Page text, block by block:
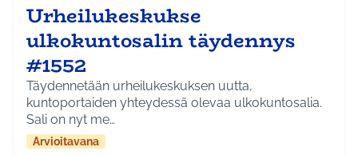
Urheilukeskukse
ulkokuntosalin täydennys
#1552
Täydennetään urheilukeskuksen uutta,
kuntoportaiden yhteydessä olevaa ulkokuntosalia.
Sali on nyt me…
Arvioitavana